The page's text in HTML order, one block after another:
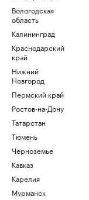
Вологодская
область
Калининград
Краснодарский
край
Нижний
Новгород
Пермский край
Ростов-на-Дону
Татарстан
Тюмень
Черноземье
Кавказ
Карелия
Мурманск